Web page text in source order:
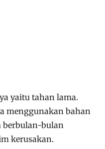
yaitu tahan lama.
menggunakan bahan
berbulan-bulan
kerusakan.